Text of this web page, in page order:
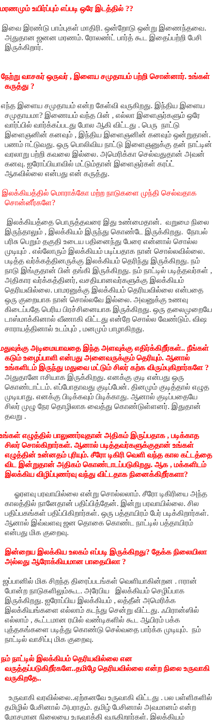
உயிர்ப்பும் எப்படி ஒரே இடத்தில் ??
இரண்டு பாம்புகள் மாதிரி. ஒன்றோடு ஒன்று இணைந்தவை.
அதுதான ஜனன மரணம். ரோலண்ட் பார்த் கூட இதைப்பற்றி பேசி
இருக்கிறார்.
வாசகர் ஒருவர் , இளைய சமுதாயம் பற்றி சொன்னார். உங்கள்
கருத்து ?
இளைய சமுதாயம் என்ற கேள்வி வருகிறது. இந்திய இளைய
சமுதாயமா? இணையம் வந்த பின் , எல்லா இளைஞர்களும் ஒரே
வார்ப்பில் வார்க்கப்படது போல ஆகி விட்டது . பெரு நாட்டு
இளைஞனின் கனவும் , இந்திய இளைஞனின் கனவும் ஒன்றுதான்.
பணம் ஈட்டுவது. ஒரு பொலிவிய நாட்டு இளைஞனுக்கு தன் நாட்டின்
வரலாறு பற்றி கவலை இல்லை. அமெரிக்கா செல்வதுதான் அவன்
கனவு. ஐரோப்பியாவில் மட்டும்தான் இளைஞர்கள் கரப்ட்
ஆகவில்லை என்பது என் கருத்து.
இலக்கியத்தில் மொராக்கோ மற்ற நாடுகளை முந்தி செல்வதாக
சொன்னீர்களே?
பொருத்தவரை இது உண்மைதான். வறுமை நிலை
இருந்தாலும் , இலக்கியம் இருந்து கொண்டே இருக்கிறது. நோபல்
பரிசு பெறும் தகுதி உடைய பதினைந்து பேரை என்னால் சொல்ல
முடியும் . எல்லோரும் இலக்கியம் படிப்பதாக நான் சொல்லவில்லை.
படித்த வர்க்கத்தினருக்கு இலக்கியம் தெரிந்து இருக்கிறது. நம்
நாடு இங்குதான் பின் தங்கி இருக்கிறது. நம் நாட்டில் படித்தவர்கள் ,
அதிகார வர்க்கத்தினர், வசதியானவர்களுக்கு இலக்கியம்
தெரியவில்லை. பாமரனுக்கு இலக்கியம் தெரியவில்லை என்பதை
ஒரு குறையாக நான் சொல்லவே இல்லை. அவனுக்கு உணவு
கிடைப்பதே பெரிய பிரச்சினையாக இருக்கிறது. ஒரு தலைமுறையே
டாஸ்மாக்கினால் வீணாகி விட்டது என்றே சொல்ல வேண்டும். விஷ
சாராயத்தினால் உடம்பும் , மனமும் பாழாகிறது.
அடிமையாவதை இந்த அளவுக்கு எதிர்க்கிறீர்கள்.. நீங்கள்
கடும் உழைப்பாளி என்பது அனைவருக்கும் தெரியும். ஆனால்
உங்களிடம் இருந்து மதுவை மட்டும் சிலர் கற்க விரும்புகிறார்களே ?
ஈசியாக இருக்கிறது. எனக்கு குடி என்பது ஒரு
கொண்டாட்டம். எப்போதாவது குடிப்பேன். தினமும் குடித்தால் எழுத
முடியாது. எனக்கு பிடிக்கவும் பிடிக்காது. ஆனால் குடிப்பதையே
சிலர் முழு நேர தொழிலாக வைத்து கொண்டுள்ளனர். இதுதான்
தவறு .
எழுத்தில் பாலுணர்வுதான் அதிகம் இருப்பதாக , படிக்காத
சிலர் சொல்கிறார்கள். ஆனால் படித்தவர்களுக்குதான் உங்கள்
எழுத்தின் உன்னதம் புரியும். சீரோ டிகிரி வெளி வந்த கால கட்டத்தை
விட இன்றுதான் அதிகம் கொண்டாடப்படுகிறது. ஆக , மக்களிடம்
இலக்கிய விழிப்புணர்வு வந்து விட்டதாக நினைக்கிறீர்களா?
பரவாயில்லை என்று சொல்லலாம். சீரோ டிகிரியை அந்த
காலத்தில் நானேதான் பதிப்பித்தேன். இன்று பரவாயில்லை. சில
பதிப்பகங்கள் பதிப்பிகிறார்கள். ஒரு பத்தாயிரம் பேர் படிக்கிறார்கள்.
ஆனால் இவ்வளவு ஜன தொகை கொண்ட நாட்டில் பத்தாயிரம்
என்பது மிக குறைவு.
இன்றைய இலக்கிய உலகம் எப்படி இருக்கிறது? தேக்க நிலையிலா
அல்லது ஆரோக்கியமான பாதையிலா ?
மிக சிறந்த திரைப்படங்கள் வெளியாகின்றன . ஈரான்
போன்ற நாடுகளிலும்கூட. அரேபிய இலக்கியம் செழிப்பாக
இருக்கிறது. ஐரோப்பிய இலக்கியம் , லத்தீன் அமெரிக்க
இலக்கியங்களை எல்லாம் கடந்து சென்று விட்டது. ஃபிரான்ஸில்
எல்லாம் , கூட்டமான ரயில் வண்டிகளில் கூட ஆயிரம் பக்க
புத்தகங்களை படித்து கொண்டு செல்வதை பார்க்க முடியும். நம்
நாட்டில் வாசிப்பு மிக குறைவு.
நம் நாட்டில் இலக்கியம் தெரியவில்லை என
வருத்தப்படுகிறீர்களே..தமிழே தெரியவில்லை என்ற நிலை உருவாகி
வருகிறதே..
வரவில்லை..ஏற்கனவே உருவாகி விட்டது . பல பள்ளிகளில்
தமிழில் பேசினால் அபராதம். தமிழ் பேசினால் அவமானம் என்ற
மோசமான நிலையை உருவாக்கி வருகிறார்கள். இலக்கியம்